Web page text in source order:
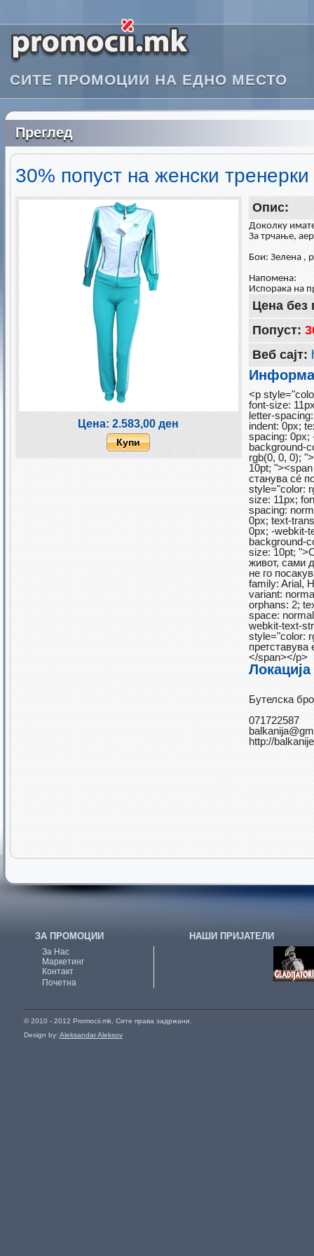
СИТЕ ПРОМОЦИИ НА ЕДНО МЕСТО
Преглед
30% попуст на женски
Цена: 2.583,00 ден
Купи
Опис:
Доколку
За трчање,
Бои: Зелена ,
Напомена:
Испорака на
Цена без
Попуст:
Веб сајт:
<p
font-size:
letter-
indent: 0px;
spacing: 0px;
background-
rgb(0, 0, 0);
10pt;
станува сé
style="color:
size: 11px;
spacing:
0px; text-
0px; -webkit-
background-
size: 10pt;
живот, сами
не го
family: Arial,
variant:
orphans: 2;
space:
webkit-text-
style="color:
претставува
</span></p>
Бутелска
071722587
http://
ЗА ПРОМОЦИИ
За Нас
Маркетинг
Контакт
Почетна
НАШИ ПРИЈАТЕЛИ
© 2010 - 2012 Promocii.mk, Сите права задржани.
Design by: Aleksandar Aleksov